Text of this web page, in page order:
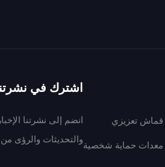
قماش تعزيزي
معدات حماية شخصية
اشترك في
انضم إلى نشرتنا
والتحديثات والرؤى